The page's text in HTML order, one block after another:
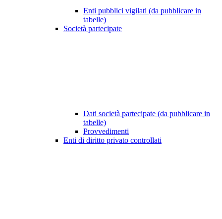
Enti pubblici vigilati (da pubblicare in
tabelle)
Società partecipate
Dati società partecipate (da pubblicare in
tabelle)
Provvedimenti
Enti di diritto privato controllati